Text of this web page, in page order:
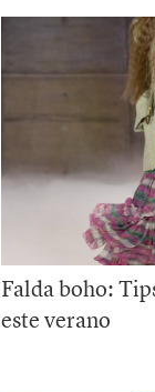
Falda boho:
este verano